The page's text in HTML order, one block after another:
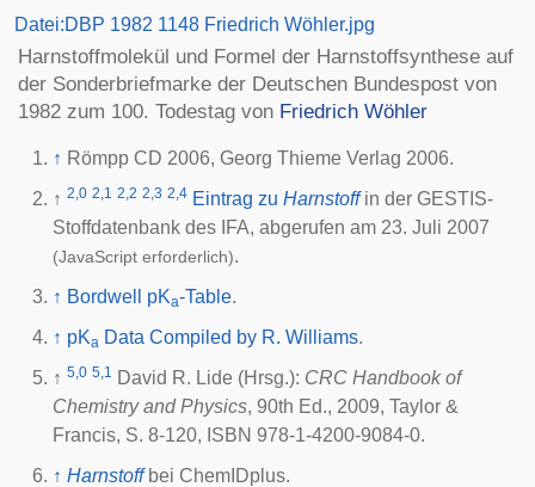
Datei:DBP 1982 1148 Friedrich Wöhler.jpg
Harnstoffmolekül und Formel der Harnstoffsynthese auf
der Sonderbriefmarke der Deutschen Bundespost von
1982 zum 100. Todestag von Friedrich Wöhler
↑ Römpp CD 2006, Georg Thieme Verlag 2006.
↑ 2,0 2,1 2,2 2,3 2,4 Eintrag zu Harnstoffin der GESTIS-
Stoffdatenbank des IFA, abgerufen am 23. Juli 2007
(JavaScript erforderlich).
↑ Bordwell pKa-Table.
↑ pKa Data Compiled by R. Williams.
↑ 5,0 5,1 David R. Lide (Hrsg.): CRC Handbook of
Chemistry and Physics, 90th Ed., 2009, Taylor &
Francis, S. 8-120, ISBN 978-1-4200-9084-0.
↑ Harnstoffbei ChemIDplus.